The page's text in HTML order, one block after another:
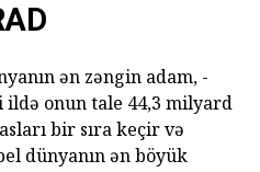
ən zəngin adam, -
onun tale 44,3 milyard
bir sıra keçir və
dünyanın ən böyük